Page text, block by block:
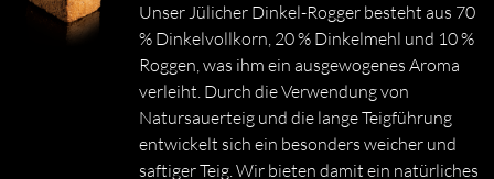
Unser Jülicher Dinkel-Rogger besteht aus 70
% Dinkelvollkorn, 20 % Dinkelmehl und 10 %
Roggen, was ihm ein ausgewogenes Aroma
verleiht. Durch die Verwendung von
Natursauerteig und die lange Teigführung
entwickelt sich ein besonders weicher und
saftiger Teig. Wir bieten damit ein natürliches